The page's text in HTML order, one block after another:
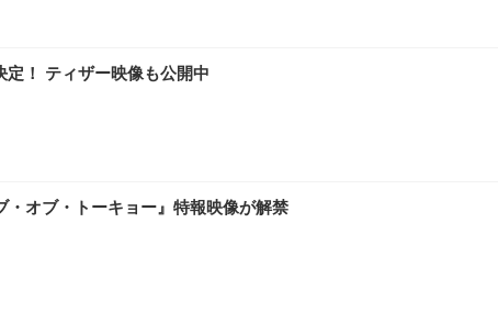
！ ティザー映像も公開中
オブ・トーキョー』特報映像が解禁